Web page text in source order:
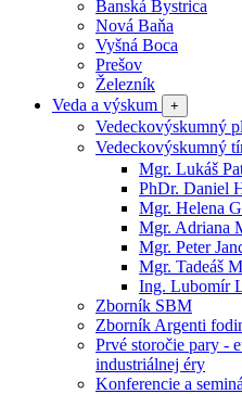
Banská Bystrica
Nová Baňa
Vyšná Boca
Prešov
Železník
Veda a výskum
+
Vedeckovýskumný
Vedeckovýskumný
Mgr. Lukáš
PhDr. Daniel
Mgr. Helena
Mgr. Adriana
Mgr. Peter
Mgr. Tadeáš
Ing. Lubomír
Zborník SBM
Zborník Argenti
Prvé storočie pary -
industriálnej éry
Konferencie a